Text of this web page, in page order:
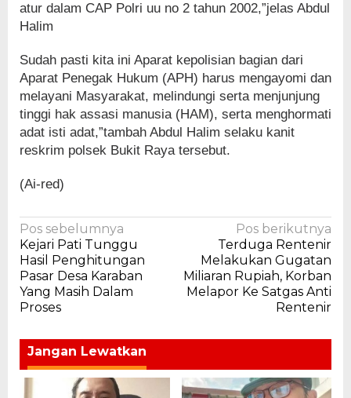
atur dalam CAP Polri uu no 2 tahun 2002,”jelas Abdul
Halim
Sudah pasti kita ini Aparat kepolisian bagian dari
Aparat Penegak Hukum (APH) harus mengayomi dan
melayani Masyarakat, melindungi serta menjunjung
tinggi hak assasi manusia (HAM), serta menghormati
adat isti adat,”tambah Abdul Halim selaku kanit
reskrim polsek Bukit Raya tersebut.
(Ai-red)
Navigasi
pos
Pos sebelumnya
Kejari Pati Tunggu
Hasil Penghitungan
Pasar Desa Karaban
Yang Masih Dalam
Proses
Pos berikutnya
Terduga Rentenir
Melakukan Gugatan
Miliaran Rupiah, Korban
Melapor Ke Satgas Anti
Rentenir
Jangan Lewatkan